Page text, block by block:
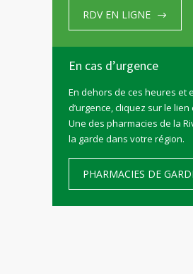
RDV EN LIGNE
En cas d’urgence
En dehors de ces heures et
d’urgence, cliquez sur le lien
Une des pharmacies de la
la garde dans votre région.
PHARMACIES DE